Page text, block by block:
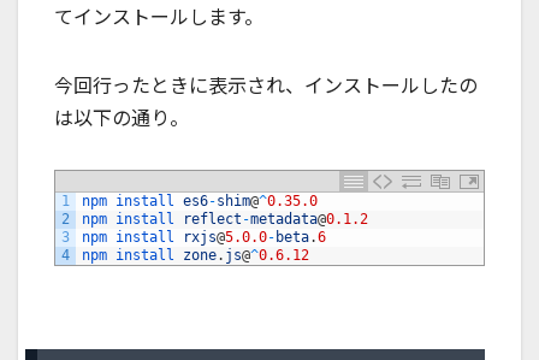
てインストールします。
今回行ったときに表示され、インストールしたの
は以下の通り。
1
2
3
4
npm install es6-shim@^0.35.0
npm install reflect -metadata@0.1.2
npm install rxjs@5.0.0- beta.6
npm install zone. js@^0.6.12